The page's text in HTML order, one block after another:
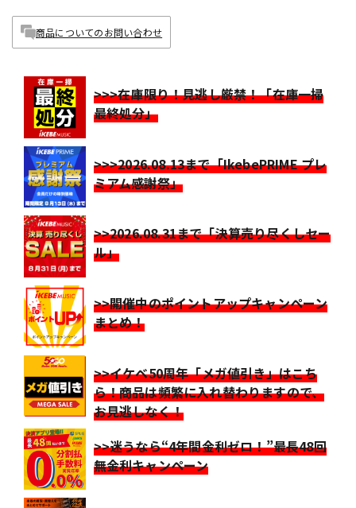
商品についてのお問い合わせ
>>>在庫限り！見逃し厳禁！「在庫一掃
最終処分」
>>>2026.08.13まで「IkebePRIME プレ
ミアム感謝祭」
>>2026.08.31まで「決算売り尽くしセー
ル」
>>開催中のポイントアップキャンペーン
まとめ！
>>イケベ50周年「メガ値引き」はこち
ら！商品は頻繁に入れ替わりますので、
お見逃しなく！
>>迷うなら“4年間金利ゼロ！”最長48回
無金利キャンペーン